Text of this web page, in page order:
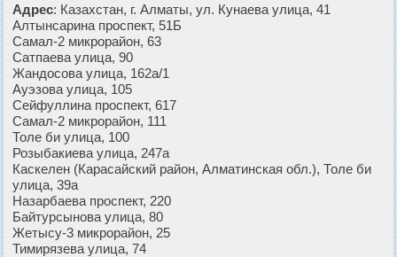
Адрес: Казахстан, г. Алматы, ул. Кунаева улица, 41
Алтынсарина проспект, 51Б
Самал-2 микрорайон, 63
Сатпаева улица, 90
Жандосова улица, 162а/1
Ауэзова улица, 105
Сейфуллина проспект, 617
Самал-2 микрорайон, 111
Толе би улица, 100
Розыбакиева улица, 247а
Каскелен (Карасайский район, Алматинская обл.), Толе би
улица, 39а
Назарбаева проспект, 220
Байтурсынова улица, 80
Жетысу-3 микрорайон, 25
Тимирязева улица, 74